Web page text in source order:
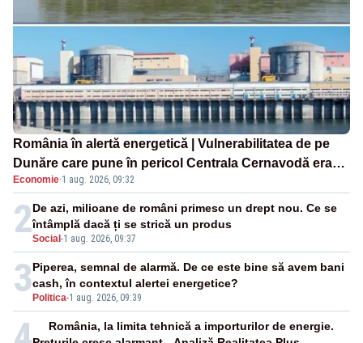
România în alertă energetică | Vulnerabilitatea de pe
Dunăre care pune în pericol Centrala Cernavodă era
cunoscută de pe vremea lui Ceaușescu
Economie·1 aug. 2026, 09:32
2Social-1 aug. 2026, 09:37
De azi, milioane de români primesc un drept nou. Ce se
întâmplă dacă ți se strică un produs
3Politica-1 aug. 2026, 09:39
Piperea, semnal de alarmă. De ce este bine să avem bani
cash, în contextul alertei energetice?
România, la limita tehnică a importurilor de energie.